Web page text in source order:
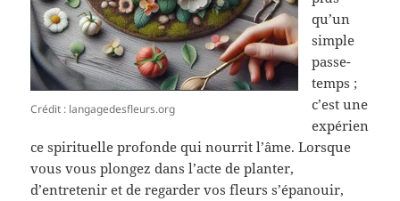
Crédit : langagedesfleurs.org
qu’un
simple
passe-
temps ;
c’est une
expérien
ce spirituelle profonde qui nourrit l’âme. Lorsque
vous vous plongez dans l’acte de planter,
d’entretenir et de regarder vos fleurs s’épanouir,